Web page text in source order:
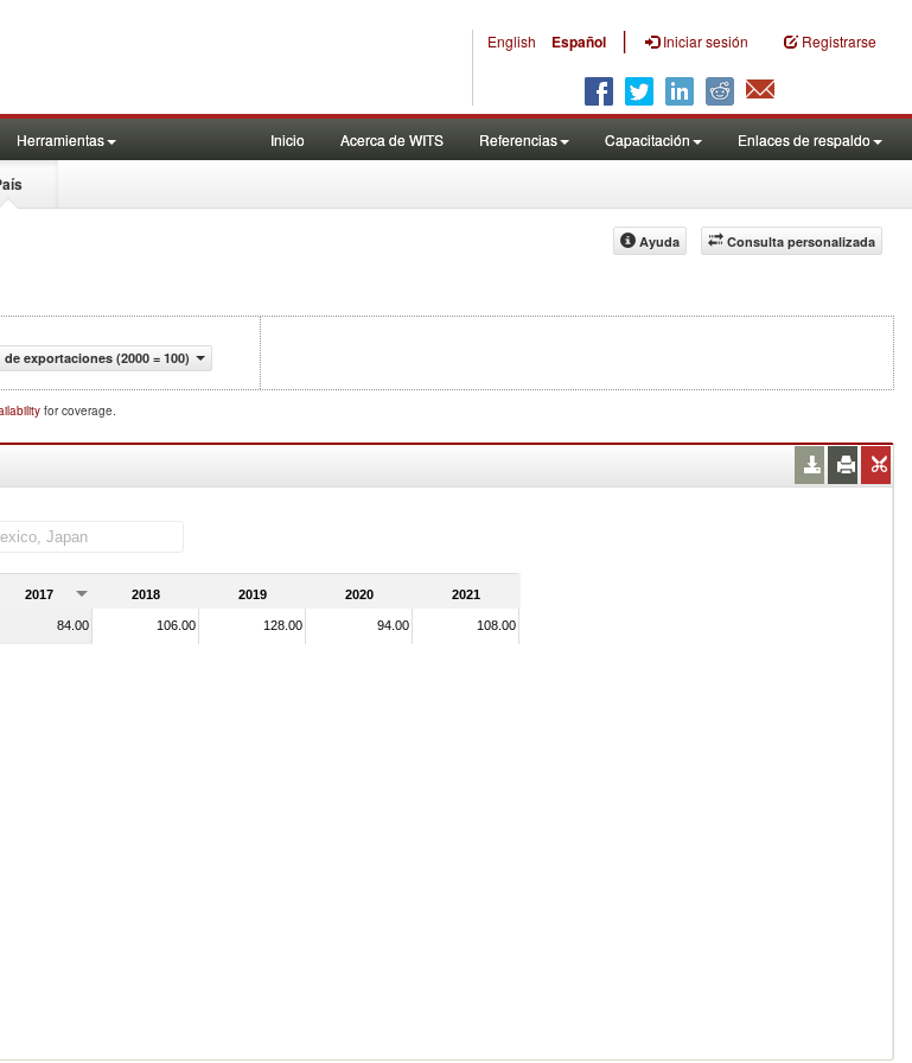
English Español | Iniciar sesión Registrarse
Herramientas Inicio Acerca de WITS Referencias Capacitación Enlaces de respaldo
Consulta personalizada
Ayuda
exportaciones (2000 = 100)
for coverage.
2017 2018 2019 2020 2021
84.00 106.00 128.00 94.00 108.00